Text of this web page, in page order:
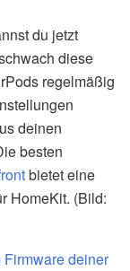
du jetzt
diese
regelmäßig
deinen
besten
bietet eine
HomeKit. (Bild:
deiner